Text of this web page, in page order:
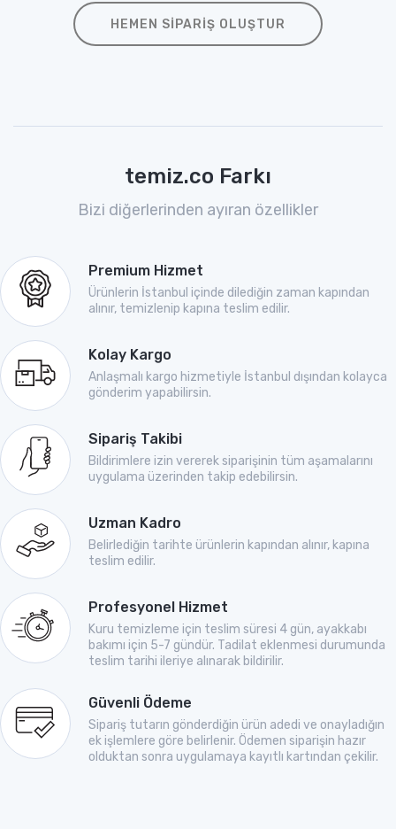
HEMEN SIPARIŞ OLUŞTUR
temiz.co Farkı
Bizi diğerlerinden ayıran özellikler
Premium Hizmet
Ürünlerin İstanbul içinde dilediğin zaman kapından
alınır, temizlenip kapına teslim edilir.
Kolay Kargo
Anlaşmalı kargo hizmetiyle İstanbul dışından kolayca
gönderim yapabilirsin.
Sipariş Takibi
Bildirimlere izin vererek siparişinin tüm aşamalarını
uygulama üzerinden takip edebilirsin.
Uzman Kadro
Belirlediğin tarihte ürünlerin kapından alınır, kapına
teslim edilir.
Profesyonel Hizmet
Kuru temizleme için teslim süresi 4 gün, ayakkabı
bakımı için 5-7 gündür. Tadilat eklenmesi durumunda
teslim tarihi ileriye alınarak bildirilir.
Güvenli Ödeme
Sipariş tutarın gönderdiğin ürün adedi ve onayladığın
ek işlemlere göre belirlenir. Ödemen siparişin hazır
olduktan sonra uygulamaya kayıtlı kartından çekilir.